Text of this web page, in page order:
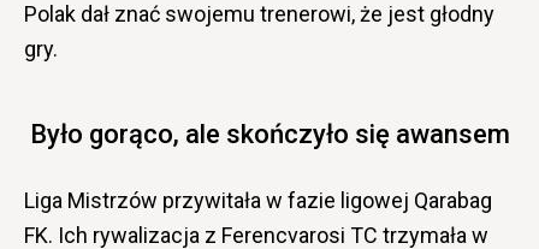
Polak dał znać swojemu trenerowi, że jest głodny
gry.
Było gorąco, ale skończyło się awansem
Liga Mistrzów przywitała w fazie ligowej Qarabag
FK. Ich rywalizacja z Ferencvarosi TC trzymała w